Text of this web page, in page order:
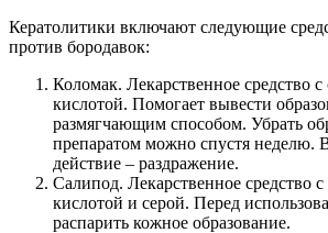
Кератолитики включают следующие
против бородавок:
Коломак. Лекарственное средство
кислотой. Помогает вывести
размягчающим способом. Убрать
препаратом можно спустя неделю.
действие – раздражение.
Салипод. Лекарственное средство
кислотой и серой. Перед
распарить кожное образование.